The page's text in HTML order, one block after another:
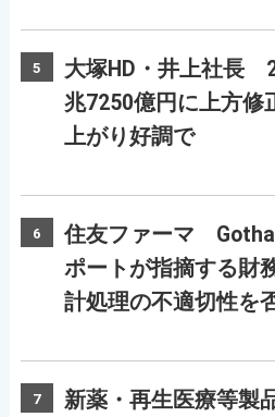
5
大塚HD・井上社長
兆7250億円に上方
上がり好調で
6
住友ファーマ
ポートが指摘する財
計処理の不適切性を
7
新薬・再生医療等製